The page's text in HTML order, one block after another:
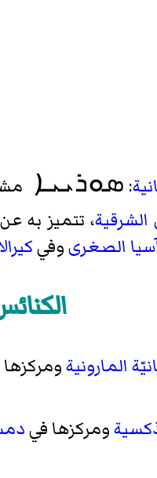
: ܣܘܪܝܝܐ
الشرقية، تتميز به
الصغرىوفي
المارونية
ومركزها في